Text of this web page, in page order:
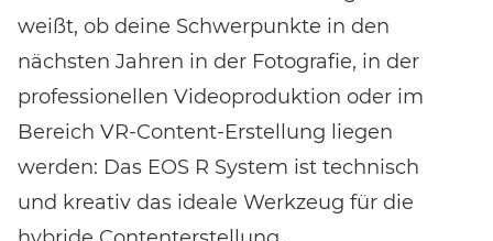
weißt, ob deine Schwerpunkte in den
nächsten Jahren in der Fotografie, in der
professionellen Videoproduktion oder im
Bereich VR-Content-Erstellung liegen
werden: Das EOS R System ist technisch
und kreativ das ideale Werkzeug für die